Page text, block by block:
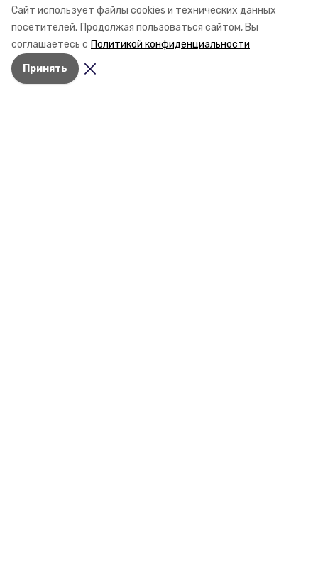
Сайт использует файлы cookies и технических данных
посетителей. Продолжая пользоваться сайтом, Вы
соглашаетесь с Политикой конфиденциальности
Принять
под открытым небом, когда гитлеровцы заняли их
дом. Чем запомнились эти дни, как выживали после
и чем Пётр помог ракетным войскам — в новом
материале спецпроекта «Победы26» «Дети
Великой Отечественной».
Разделы